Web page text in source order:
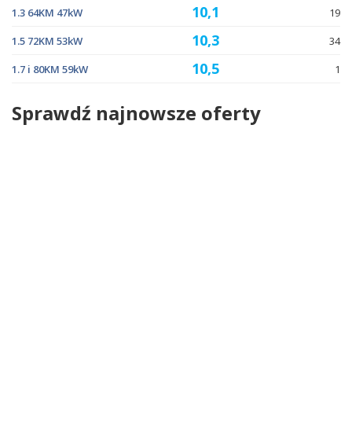
1.3 64KM 47kW 10,1
19
1.5 72KM 53kW
10,3
34
1.7 i 80KM 59kW
10,5 1
Sprawdź najnowsze oferty